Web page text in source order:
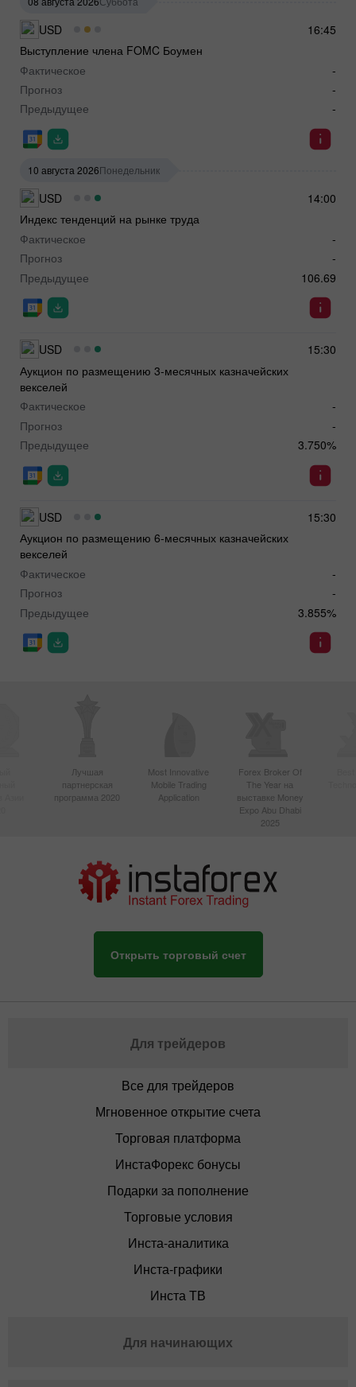
16:45
USD
Выступление члена FOMC Боумен
Фактическое
-
Прогноз
-
Предыдущее
-
10 августа 2026Понедельник
14:00
USD
Индекс тенденций на рынке труда
Фактическое
-
Прогноз
-
Предыдущее
106.69
15:30
USD
Аукцион по размещению 3-месячных казначейских
векселей
Фактическое
-
Прогноз
-
Предыдущее
3.750%
15:30
USD
Аукцион по размещению 6-месячных казначейских
векселей
Фактическое
-
Прогноз
-
Предыдущее
3.855%
Лучшая
партнерская
программа 2020
Most Innovative
Mobile Trading
Application
Forex Broker Of
The Year на
выставке Money
Expo Abu Dhabi
2025
Открыть торговый счет
Для трейдеров
Все для трейдеров
Мгновенное открытие счета
Торговая платформа
ИнстаФорекс бонусы
Подарки за пополнение
Торговые условия
Инста-аналитика
Инста-графики
Инста ТВ
Для начинающих